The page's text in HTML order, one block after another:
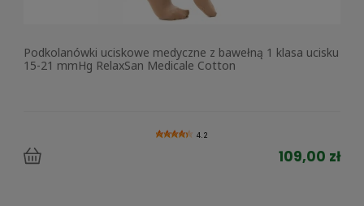
Podkolanówki uciskowe medyczne z bawełną 1 klasa ucisku
15-21 mmHg RelaxSan Medicale Cotton
4.2
109,00 zł